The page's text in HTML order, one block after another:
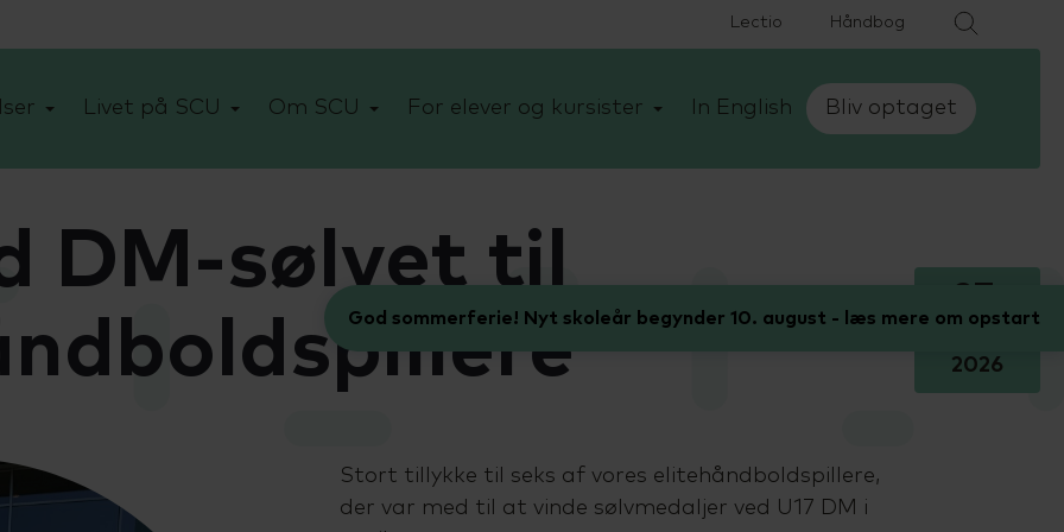
Lectio Håndbog
Livet på SCU Om SCU For elever og kursister In English Bliv optaget
27.
maj
2026
DM-sølvet til
Stort tillykke til seks af vores elitehåndboldspillere,
der var med til at vinde sølvmedaljer ved U17 DM i
God sommerferie! Nyt skoleår begynder 10. august - læs mere om opstart